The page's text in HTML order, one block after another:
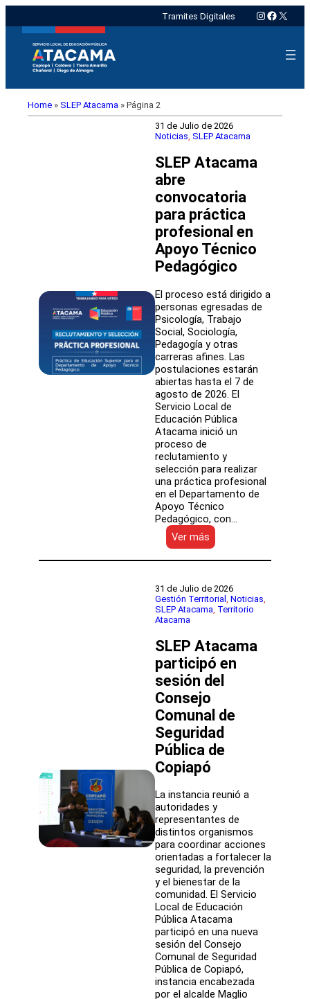
Tramites Digitales Instagram
X
Home » SLEP Atacama » Página 2
31 de Julio de 2026
Noticias, SLEP Atacama
SLEP Atacama
abre
convocatoria
para práctica
profesional en
Apoyo Técnico
Pedagógico
El proceso está dirigido a
personas egresadas de
Psicología, Trabajo
Social, Sociología,
Pedagogía y otras
carreras afines. Las
postulaciones estarán
abiertas hasta el 7 de
agosto de 2026. El
Servicio Local de
Educación Pública
Atacama inició un
proceso de
reclutamiento y
selección para realizar
una práctica profesional
en el Departamento de
Apoyo Técnico
Pedagógico, con…
Ver más
SLEP
Atacama
convocatoria
para
práctica
Apoyo
Técnico
Pedagógico
31 de Julio de 2026
Gestión Territorial Noticias
SLEP Atacama Territorio
Atacama
SLEP Atacama
participó en
sesión del
Consejo
Comunal de
Seguridad
Pública de
Copiapó
La instancia reunió a
autoridades y
representantes de
distintos organismos
para coordinar acciones
orientadas a fortalecer la
seguridad, la prevención
y el bienestar de la
comunidad. El Servicio
Local de Educación
Pública Atacama
participó en una nueva
sesión del Consejo
Comunal de Seguridad
Pública de Copiapó,
instancia encabezada
por el alcalde Maglio